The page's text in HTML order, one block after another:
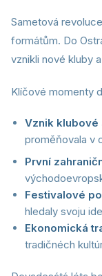
Sametová
formátům. Do
vznikli nové kluby
Klíčové momenty
Vznik klubové
proměňovala v
První
Festivalové
hledaly svoju
Ekonomická
tradičnéch